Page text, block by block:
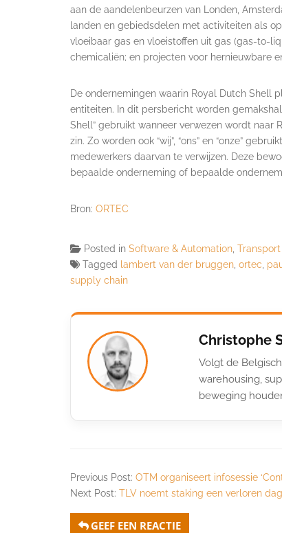
aan de aandelenbeurzen van Londen,
landen en gebiedsdelen met activiteiten als
vloeibaar gas en vloeistoffen uit gas (gas-to-
chemicaliën; en projecten voor hernieuwbare
De ondernemingen waarin Royal Dutch Shell
entiteiten. In dit persbericht worden
Shell” gebruikt wanneer verwezen wordt
zin. Zo worden ook “wij”, “ons” en “onze”
medewerkers daarvan te verwijzen. Deze
bepaalde onderneming of bepaalde
Bron: ORTEC
Posted in Software & Automation
Tagged
lambert van der bruggen ortec
supply chain
Christophe
Volgt de
warehousing,
beweging
Previous Post: OTM organiseert infosessie
Next Post: TLV noemt staking een verloren dag
GEEF EEN REACTIE